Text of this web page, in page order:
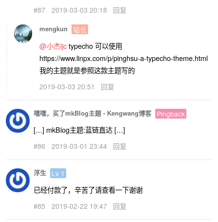
#87 2019-03-03 20:18 回复
mengkun 站长
@小杰ljc typecho 可以使用
https://www.linpx.com/p/pinghsu-a-typecho-theme.html
我的主题就是参照这款主题写的
2019-03-03 20:51 回复
嘿嘿，买了mkBlog主题 - Kengwang博客 Pingback
[…] mkBlog主题:蓝链直达 […]
#86 2019-03-01 23:44 回复
浮生 Lv 1
已经付款了，辛苦了请查看一下谢谢
#85 2019-02-22 19:47 回复